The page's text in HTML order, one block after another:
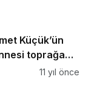
Küçük’ün
toprağa
11 yıl önce